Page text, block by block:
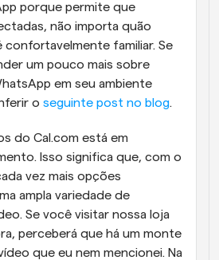
porque permite que
não importa quão
confortavelmente familiar. Se
um pouco mais sobre
em seu ambiente
o seguinte post no blog.
do Cal.com está em
Isso significa que, com o
vez mais opções
ampla variedade de
Se você visitar nossa loja
perceberá que há um monte
que eu nem mencionei. Na